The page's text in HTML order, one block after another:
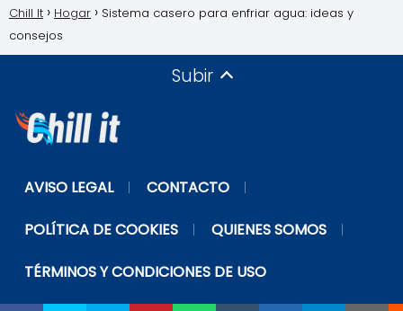
Chill It Hogar
Sistema casero para enfriar agua: ideas y
consejos
Subir
AVISO LEGAL CONTACTO
POLÍTICA DE COOKIES QUIENES SOMOS
TÉRMINOS Y CONDICIONES DE USO